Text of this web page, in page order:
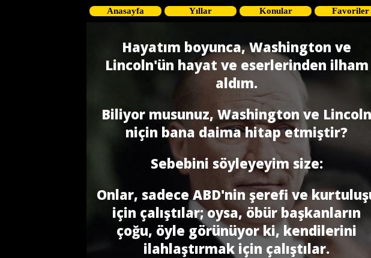
Anasayfa Yıllar Konular Favoriler
Hayatım boyunca, Washington ve
Lincoln'ün hayat ve eserlerinden ilham
aldım.
Biliyor musunuz, Washington ve Lincoln
niçin bana daima hitap etmiştir?
Sebebini söyleyeyim size:
Onlar, sadece ABD'nin şerefi ve
için çalıştılar; oysa, öbür başkanların
çoğu, öyle görünüyor ki, kendilerini
ilahlaştırmak için çalıştılar.